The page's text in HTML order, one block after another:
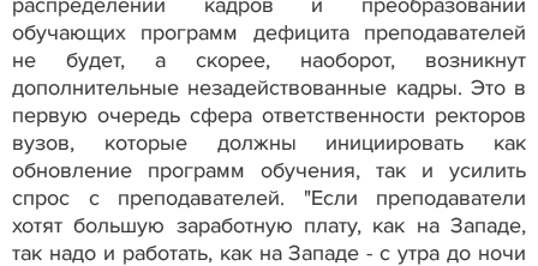
обучающих программ дефицита преподавателей
не будет, а скорее, наоборот, возникнут
дополнительные незадействованные кадры. Это в
первую очередь сфера ответственности ректоров
вузов, которые должны инициировать как
обновление программ обучения, так и усилить
спрос с преподавателей. "Если преподаватели
хотят большую заработную плату, как на Западе,
так надо и работать, как на Западе - с утра до ночи